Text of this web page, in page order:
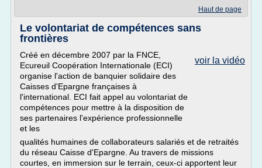
Haut de page
Le volontariat de compétences sans
frontières
voir la vidéo
Créé en décembre 2007 par la FNCE,
Ecureuil Coopération Internationale (ECI)
organise l'action de banquier solidaire des
Caisses d'Epargne françaises à
l'international. ECI fait appel au volontariat de
compétences pour mettre à la disposition de
ses partenaires l'expérience professionnelle
et les
qualités humaines de collaborateurs salariés et de retraités
du réseau Caisse d'Epargne. Au travers de missions
courtes, en immersion sur le terrain, ceux-ci apportent leur